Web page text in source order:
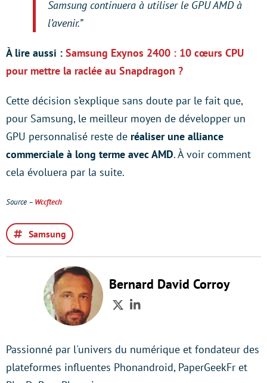
Samsung continuera à utiliser le GPU AMD à
l’avenir.”
À lire aussi : Samsung Exynos 2400 : 10 cœurs CPU
pour mettre la raclée au Snapdragon ?
Cette décision s’explique sans doute par le fait que,
pour Samsung, le meilleur moyen de développer un
GPU personnalisé reste de réaliser une alliance
commerciale à long terme avec AMD. À voir comment
cela évoluera par la suite.
Source – Wccftech
Samsung
Bernard David Corroy
TwitterLinkedIn
Passionné par l'univers du numérique et fondateur des
plateformes influentes Phonandroid, PaperGeekFr et